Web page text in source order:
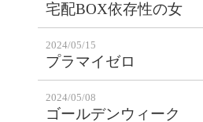
宅配BOX依存性の女
2024/05/15
プラマイゼロ
2024/05/08
ゴールデンウィーク